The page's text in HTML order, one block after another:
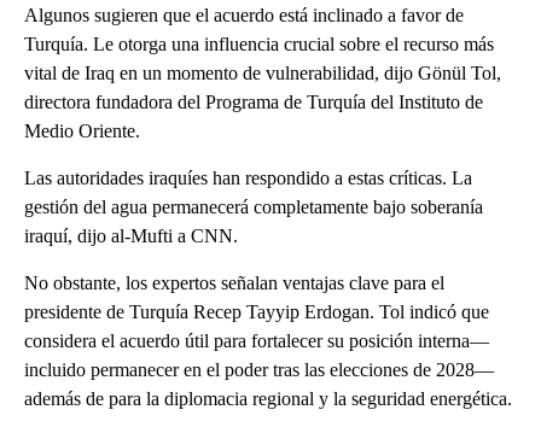
Algunos sugieren que el acuerdo está inclinado a favor de
Turquía. Le otorga una influencia crucial sobre el recurso más
vital de Iraq en un momento de vulnerabilidad, dijo Gönül Tol,
directora fundadora del Programa de Turquía del Instituto de
Medio Oriente.
Las autoridades iraquíes han respondido a estas críticas. La
gestión del agua permanecerá completamente bajo soberanía
iraquí, dijo al-Mufti a CNN.
No obstante, los expertos señalan ventajas clave para el
presidente de Turquía Recep Tayyip Erdogan. Tol indicó que
considera el acuerdo útil para fortalecer su posición interna—
incluido permanecer en el poder tras las elecciones de 2028—
además de para la diplomacia regional y la seguridad energética.